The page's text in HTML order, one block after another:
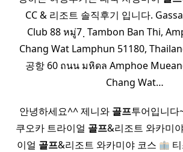
CC & 리조트 솔직후기 입니다.
Club 88 หมู่7 ฺ Tambon Ban Thi,
Chang Wat Lamphun 51180,
공항 60 ถนน มหิดล Amphoe
Chang Wat…
안녕하세요^^ 제니와 골프투어입니다
쿠오카 트라이얼 골프&리조트 와카미
이얼 골프&리조트 와카미야 코스